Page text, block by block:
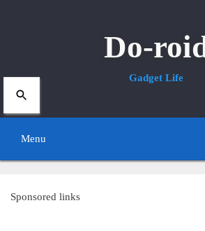
Do-
Gadget Life
Menu
Sponsored links